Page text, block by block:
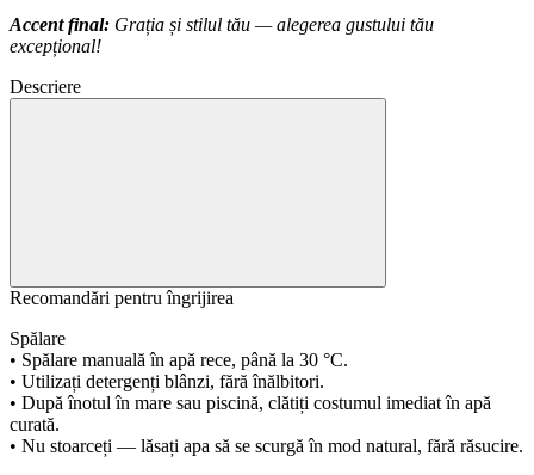
Accent final: Grația și stilul tău — alegerea gustului tău
excepțional!
Descriere
Recomandări pentru îngrijirea
Spălare
• Spălare manuală în apă rece, până la 30 °C.
• Utilizați detergenți blânzi, fără înălbitori.
• După înotul în mare sau piscină, clătiți costumul imediat în apă
curată.
• Nu stoarceți — lăsați apa să se scurgă în mod natural, fără răsucire.